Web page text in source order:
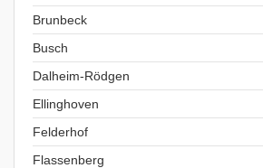
Brunbeck
Busch
Dalheim-Rödgen
Ellinghoven
Felderhof
Flassenberg